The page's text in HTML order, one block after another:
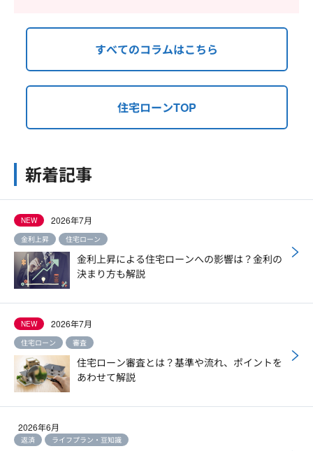
すべてのコラムはこちら
住宅ローンTOP
新着記事
NEW 2026年7月
金利上昇 住宅ローン
金利上昇による住宅ローンへの影響は？金利の
決まり方も解説
NEW 2026年7月
住宅ローン 審査
住宅ローン審査とは？基準や流れ、ポイントを
あわせて解説
2026年6月
返済 ライフプラン・豆知識